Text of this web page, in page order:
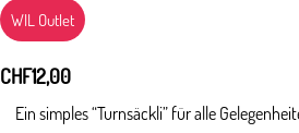
WIL Outlet
CHF12,00
Ein simples “Turnsäckli” für alle